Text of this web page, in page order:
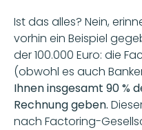
Ist das alles? Nein,
vorhin ein Beispiel
der 100.000 Euro: die
(obwohl es auch
Ihnen insgesamt 90 %
Rechnung geben.
nach Factoring-